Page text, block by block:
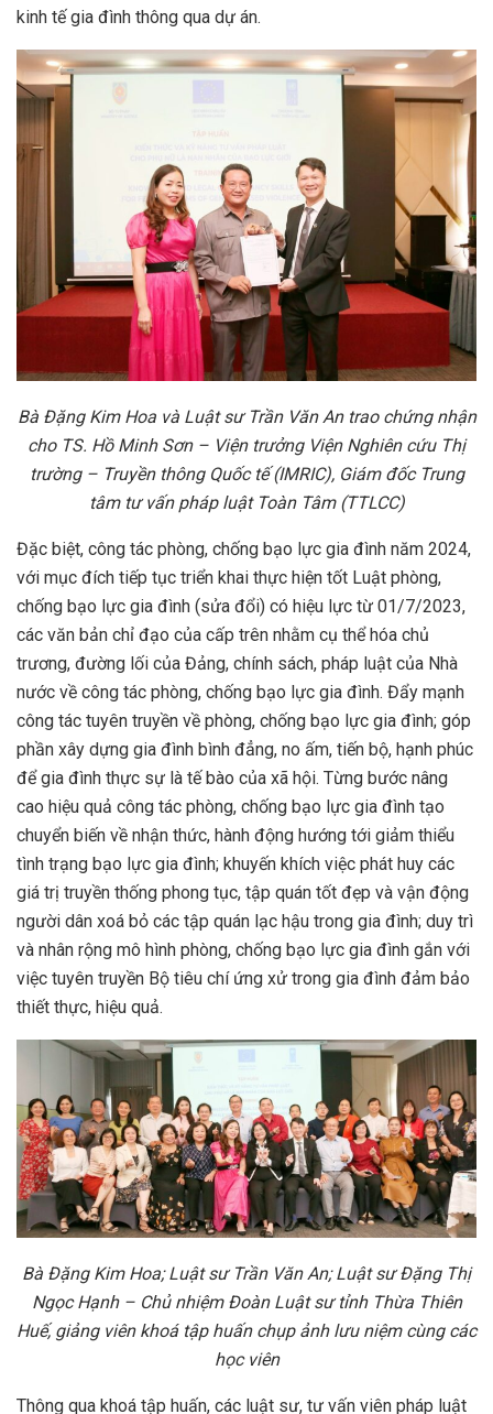
kinh tế gia đình thông qua dự án.
Bà Đặng Kim Hoa và Luật sư Trần Văn An trao chứng nhận
cho TS. Hồ Minh Sơn – Viện trưởng Viện Nghiên cứu Thị
trường – Truyền thông Quốc tế (IMRIC), Giám đốc Trung
tâm tư vấn pháp luật Toàn Tâm (TTLCC)
Đặc biệt, công tác phòng, chống bạo lực gia đình năm 2024,
với mục đích tiếp tục triển khai thực hiện tốt Luật phòng,
chống bạo lực gia đình (sửa đổi) có hiệu lực từ 01/7/2023,
các văn bản chỉ đạo của cấp trên nhằm cụ thể hóa chủ
trương, đường lối của Đảng, chính sách, pháp luật của Nhà
nước về công tác phòng, chống bạo lực gia đình. Đẩy mạnh
công tác tuyên truyền về phòng, chống bạo lực gia đình; góp
phần xây dựng gia đình bình đẳng, no ấm, tiến bộ, hạnh phúc
để gia đình thực sự là tế bào của xã hội. Từng bước nâng
cao hiệu quả công tác phòng, chống bạo lực gia đình tạo
chuyển biến về nhận thức, hành động hướng tới giảm thiểu
tình trạng bạo lực gia đình; khuyến khích việc phát huy các
giá trị truyền thống phong tục, tập quán tốt đẹp và vận động
người dân xoá bỏ các tập quán lạc hậu trong gia đình; duy trì
và nhân rộng mô hình phòng, chống bạo lực gia đình gắn với
việc tuyên truyền Bộ tiêu chí ứng xử trong gia đình đảm bảo
thiết thực, hiệu quả.
Bà Đặng Kim Hoa; Luật sư Trần Văn An; Luật sư Đặng Thị
Ngọc Hạnh – Chủ nhiệm Đoàn Luật sư tỉnh Thừa Thiên
Huế, giảng viên khoá tập huấn chụp ảnh lưu niệm cùng các
học viên
Thông qua khoá tập huấn, các luật sư, tư vấn viên pháp luật